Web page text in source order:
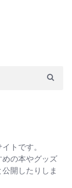
トです。
の本やグッズ
開したりしま